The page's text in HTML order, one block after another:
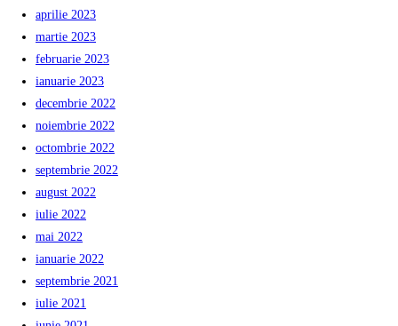
aprilie 2023
martie 2023
februarie 2023
ianuarie 2023
decembrie 2022
noiembrie 2022
octombrie 2022
septembrie 2022
august 2022
iulie 2022
mai 2022
ianuarie 2022
septembrie 2021
iulie 2021